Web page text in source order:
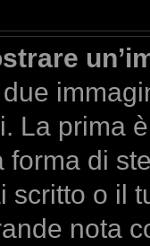
La prima
forma di
scritto o il
nota